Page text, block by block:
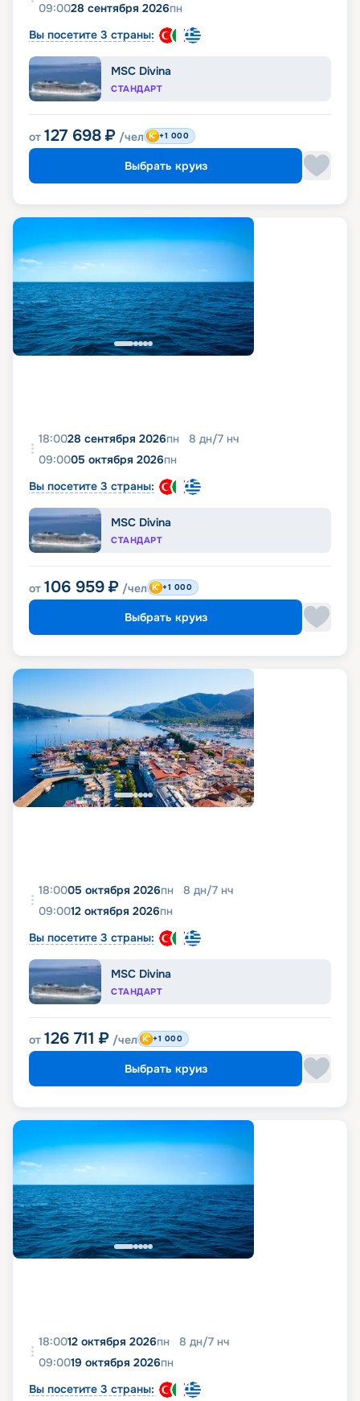
09:0028 сентября 2026пн
Вы посетите 3 страны:
MSC Divina
СТАНДАРТ
от 127 698 ₽ /чел +1 000
Выбрать круиз
18:0028 сентября 2026пн 8 дн/7 нч
09:0005 октября 2026пн
Вы посетите 3 страны:
MSC Divina
СТАНДАРТ
от 106 959 ₽ /чел +1 000
Выбрать круиз
18:0005 октября 2026пн 8 дн/7 нч
09:0012 октября 2026пн
Вы посетите 3 страны:
MSC Divina
СТАНДАРТ
от 126 711 ₽ /чел +1 000
Выбрать круиз
18:0012 октября 2026пн 8 дн/7 нч
09:0019 октября 2026пн
Вы посетите 3 страны: